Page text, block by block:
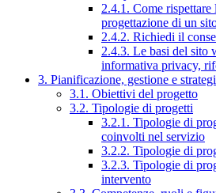
2.4.1. Come
progettazione di un
2.4.2. Richiedi il
2.4.3. Le basi del sito
informativa privacy,
3. Pianificazione, gestione e
3.1. Obiettivi del progetto
3.2. Tipologie di progetti
3.2.1. Tipologie di
coinvolti nel servizio
3.2.2. Tipologie di
3.2.3. Tipologie di
intervento